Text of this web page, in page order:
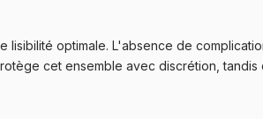
optimale. L'absence de
cet ensemble avec discrétion,